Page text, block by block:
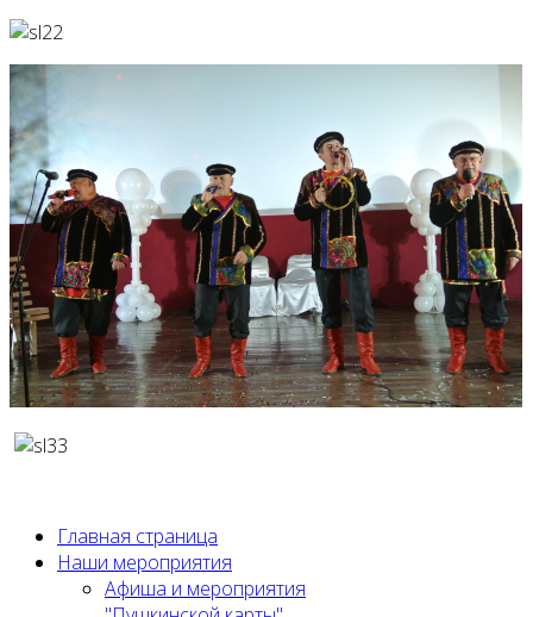
Главная страница
Наши мероприятия
Афиша и мероприятия